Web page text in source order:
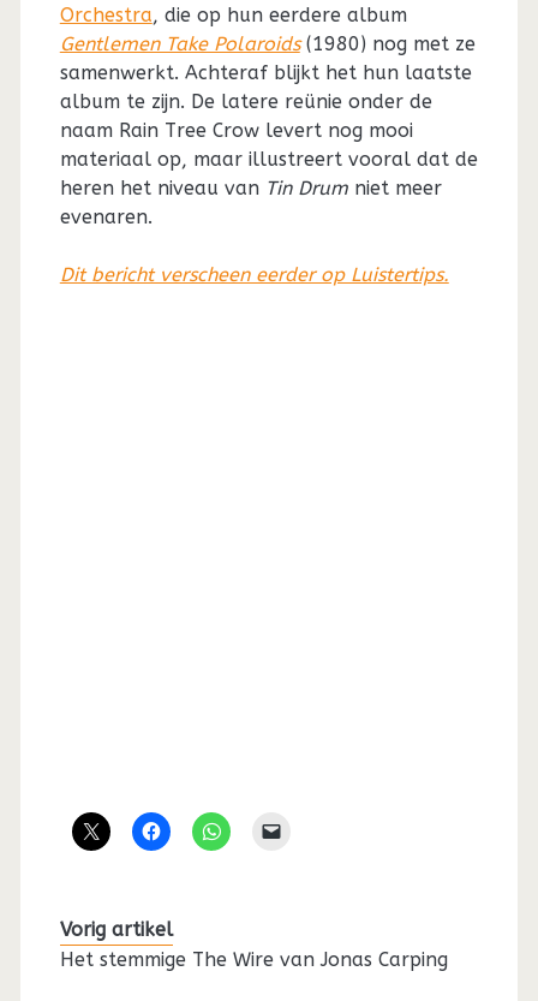
Orchestra, die op hun eerdere album
Gentlemen Take Polaroids(1980) nog met ze
samenwerkt. Achteraf blijkt het hun laatste
album te zijn. De latere reünie onder de
naam Rain Tree Crow levert nog mooi
materiaal op, maar illustreert vooral dat de
heren het niveau van Tin Drumniet meer
evenaren.
Dit bericht verscheen eerder op Luistertips.
Vorig artikel
Het stemmige The Wire van Jonas Carping